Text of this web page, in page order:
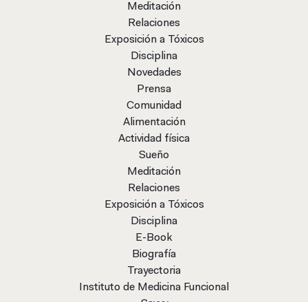
Meditación
Relaciones
Exposición a Tóxicos
Disciplina
Novedades
Prensa
Comunidad
Alimentación
Actividad física
Sueño
Meditación
Relaciones
Exposición a Tóxicos
Disciplina
E-Book
Biografía
Trayectoria
Instituto de Medicina Funcional